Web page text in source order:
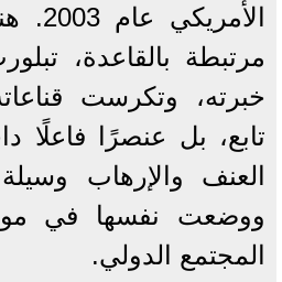
مرتبطة بالقاعدة،
خبرته، وتكرست
تابع، بل عنصرًا فاعلًا
العنف والإرهاب
ووضعت نفسها في
المجتمع الدولي.